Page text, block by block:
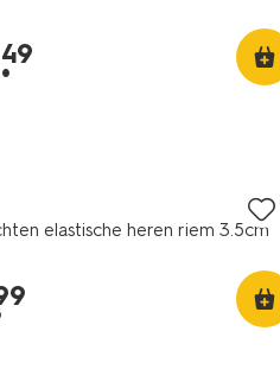
.
49
elastische heren riem 3.5cm